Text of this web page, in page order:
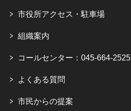
市役所アクセス・駐車場
組織案内
コールセンター：045-664-2525
よくある質問
市民からの提案